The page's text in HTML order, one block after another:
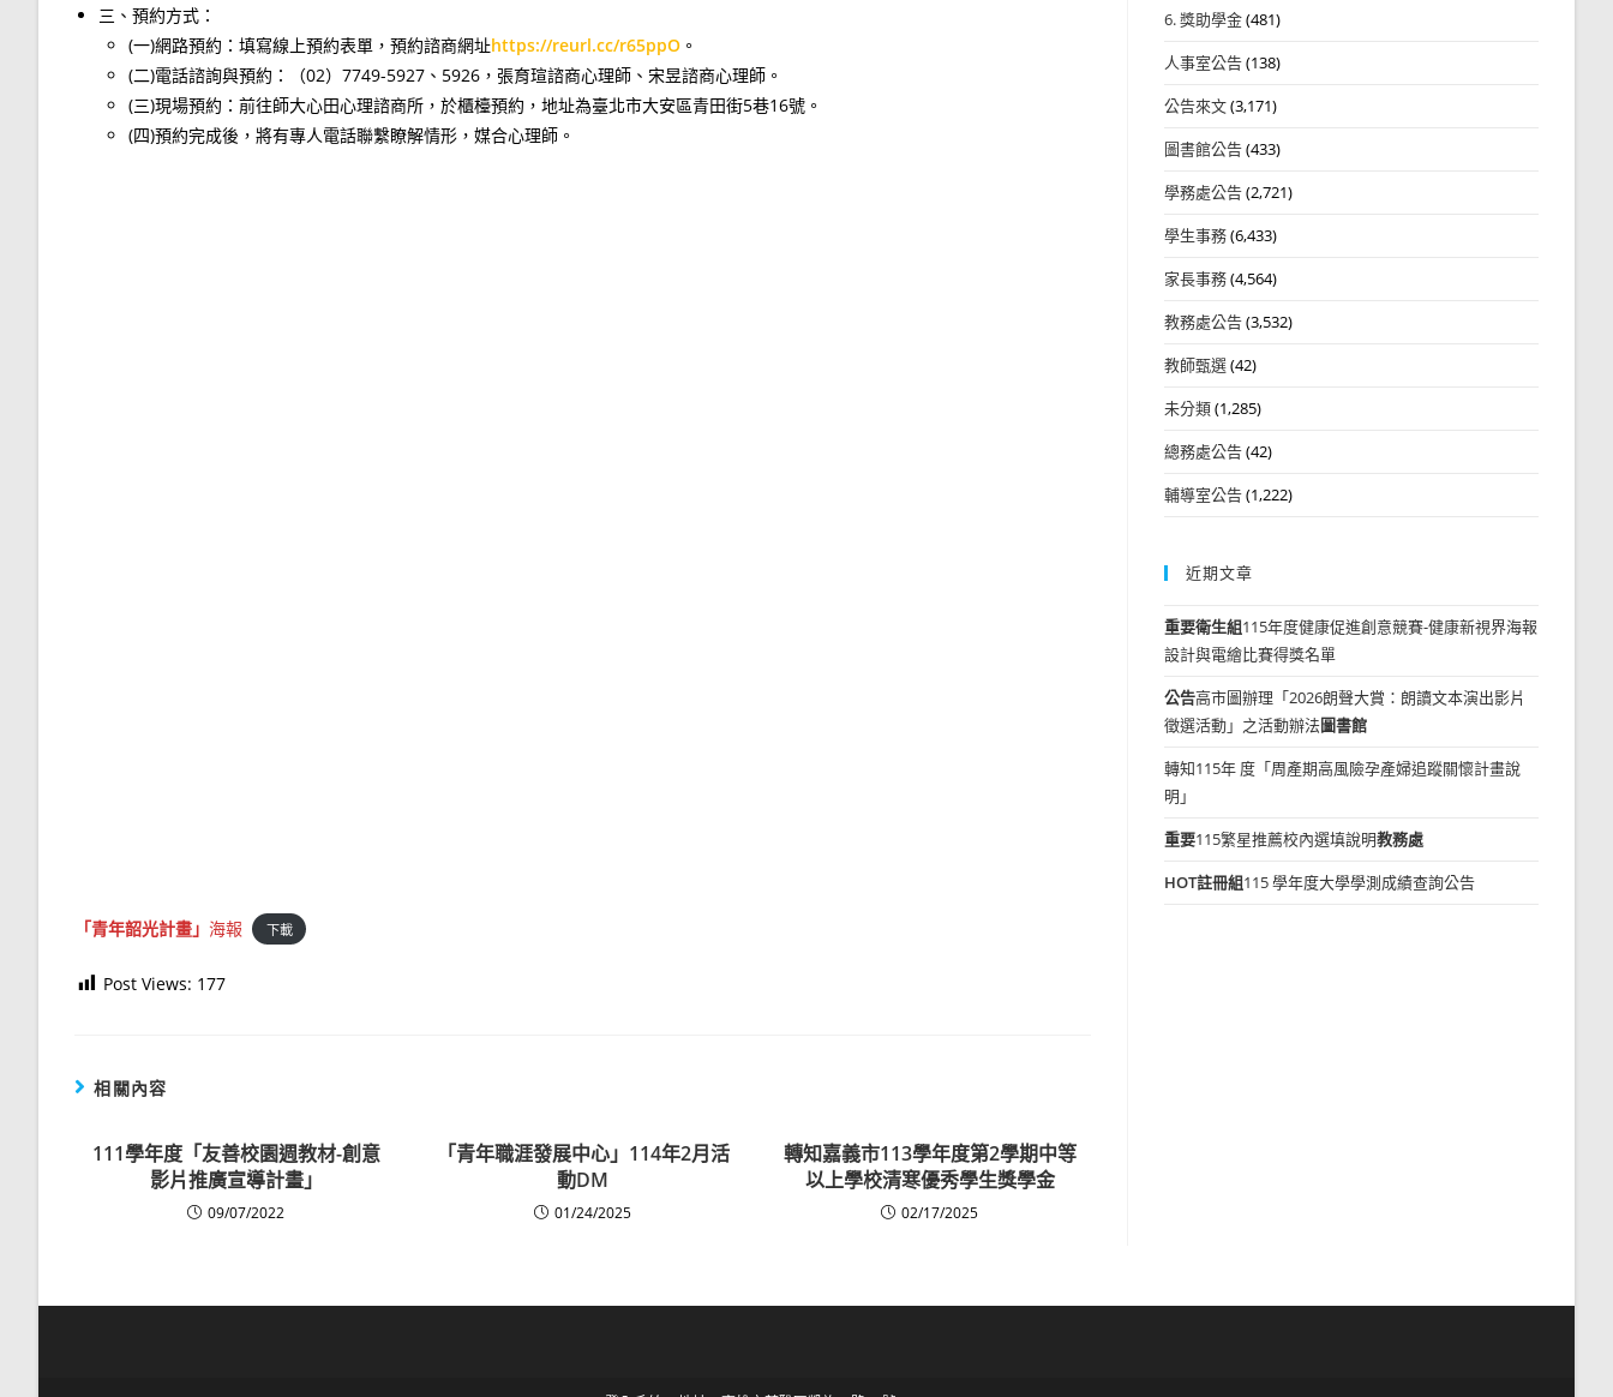
三、預約方式：
(一)網路預約：填寫線上預約表單，預約諮商網址https://reurl.cc/r65ppO 。
(二)電話諮詢與預約：（02）7749-5927、5926，張育瑄諮商心理師、宋昱諮商心理師。
(三)現場預約：前往師大心田心理諮商所，於櫃檯預約，地址為臺北市大安區青田街5巷16號。
(四)預約完成後，將有專人電話聯繫瞭解情形，媒合心理師。
「青年韶光計畫」 海報 下載
Post Views: 177
相關內容
111學年度「友善校園週教材-創意
影片推廣宣導計畫」
09/07/2022
「青年職涯發展中心」114年2月活
動DM
01/24/2025
轉知嘉義市113學年度第2學期中等
以上學校清寒優秀學生獎學金
02/17/2025
6. 獎助學金(481)
人事室公告(138)
公告來文(3,171)
圖書館公告(433)
學務處公告(2,721)
學生事務(6,433)
家長事務(4,564)
教務處公告(3,532)
教師甄選(42)
未分類(1,285)
總務處公告(42)
輔導室公告(1,222)
近期文章
重要衛生組115年度健康促進創意競賽-健康新視界海報
設計與電繪比賽得獎名單
公告高市圖辦理「2026朗聲大賞：朗讀文本演出影片
徵選活動」之活動辦法圖書館
轉知115年 度「周產期高風險孕產婦追蹤關懷計畫說
明」
重要115繁星推薦校內選填說明教務處
HOT註冊組115 學年度大學學測成績查詢公告